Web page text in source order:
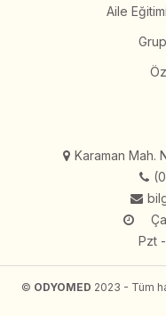
Aile
Karaman Mah.
Pzt
© ODYOMED 2023 - Tüm